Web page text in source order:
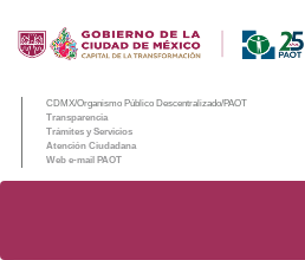
CDMX/Organismo Público Descentralizado/PAOT
Transparencia
Trámites y Servicios
Atención Ciudadana
Web e-mail PAOT